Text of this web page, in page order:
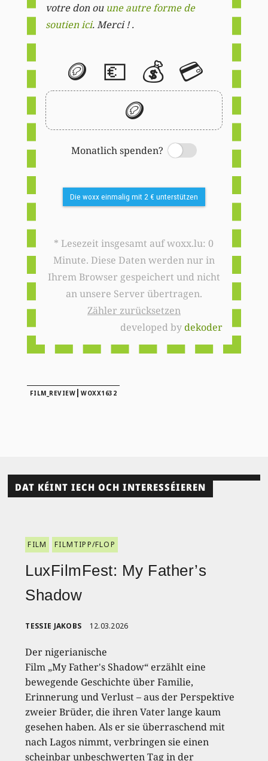
votre don ou une autre forme de
soutien ici. Merci ! .
🪙 💶 💰 💳
🪙
Monatlich spenden?
Switch
Die woxx einmalig mit 2 € unterstützen
* Lesezeit insgesamt auf woxx.lu: 0
Minute. Diese Daten werden nur in
Ihrem Browser gespeichert und nicht
an unsere Server übertragen.
Zähler zurücksetzen
developed bydekoder
FILM_REVIEW |WOXX1632
DAT KÉINT IECH OCH INTERESSÉIEREN
FILM FILMTIPP/FLOP
LuxFilmFest: My Father’s
Shadow
TESSIE JAKOBS 12.03.2026
Der nigerianische
Film „My Father's Shadow“ erzählt eine
bewegende Geschichte über Familie,
Erinnerung und Verlust – aus der Perspektive
zweier Brüder, die ihren Vater lange kaum
gesehen haben. Als er sie überraschend mit
nach Lagos nimmt, verbringen sie einen
scheinbar unbeschwerten Tag in der